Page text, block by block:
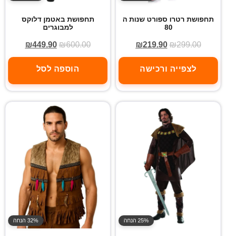
תחפושת רטרו ספורט שנות ה
80
₪299.00
₪219.90
לצפייה ורכישה
תחפושת באטמן דלוקס
למבוגרים
₪600.00
₪449.90
הוספה לסל
25% הנחה 32% הנחה